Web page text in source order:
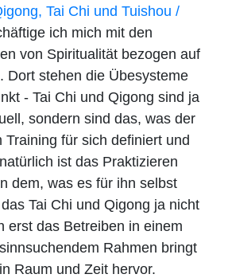
Tai Chi und Tuishou /
ich mich mit den
von Spiritualität bezogen auf
Dort stehen die Übesysteme
- Tai Chi und Qigong sind ja
sondern sind das, was der
Training für sich definiert und
ist das Praktizieren
dem, was es für ihn selbst
Tai Chi und Qigong ja nicht
erst das Betreiben in einem
Rahmen bringt
Raum und Zeit hervor.